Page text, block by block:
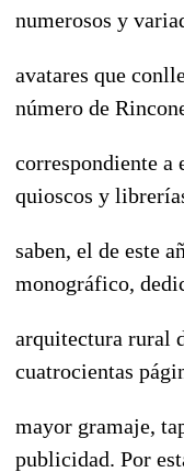
numerosos y
avatares que
número de
correspondiente a
quioscos y
saben, el de este
monográfico,
arquitectura rural
cuatrocientas
mayor gramaje,
publicidad. Por